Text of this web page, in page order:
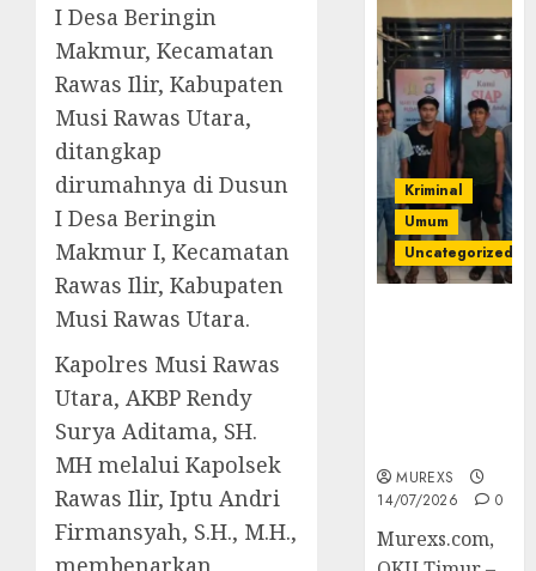
I Desa Beringin
Makmur, Kecamatan
Rawas Ilir, Kabupaten
Musi Rawas Utara,
ditangkap
dirumahnya di Dusun
I Desa Beringin
Makmur I, Kecamatan
Rawas Ilir, Kabupaten
Musi Rawas Utara.
Kapolres Musi Rawas
Utara, AKBP Rendy
Surya Aditama, SH.
MH melalui Kapolsek
Rawas Ilir, Iptu Andri
Firmansyah, S.H., M.H.,
Kriminal
Umum
Uncategorized
MUREXS
14/07/2026
0
Murexs.com,